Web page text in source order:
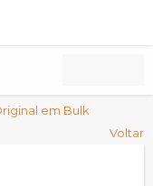
em Bulk
Voltar